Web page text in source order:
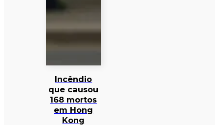
Incêndio
que causou
168 mortos
em Hong
Kong